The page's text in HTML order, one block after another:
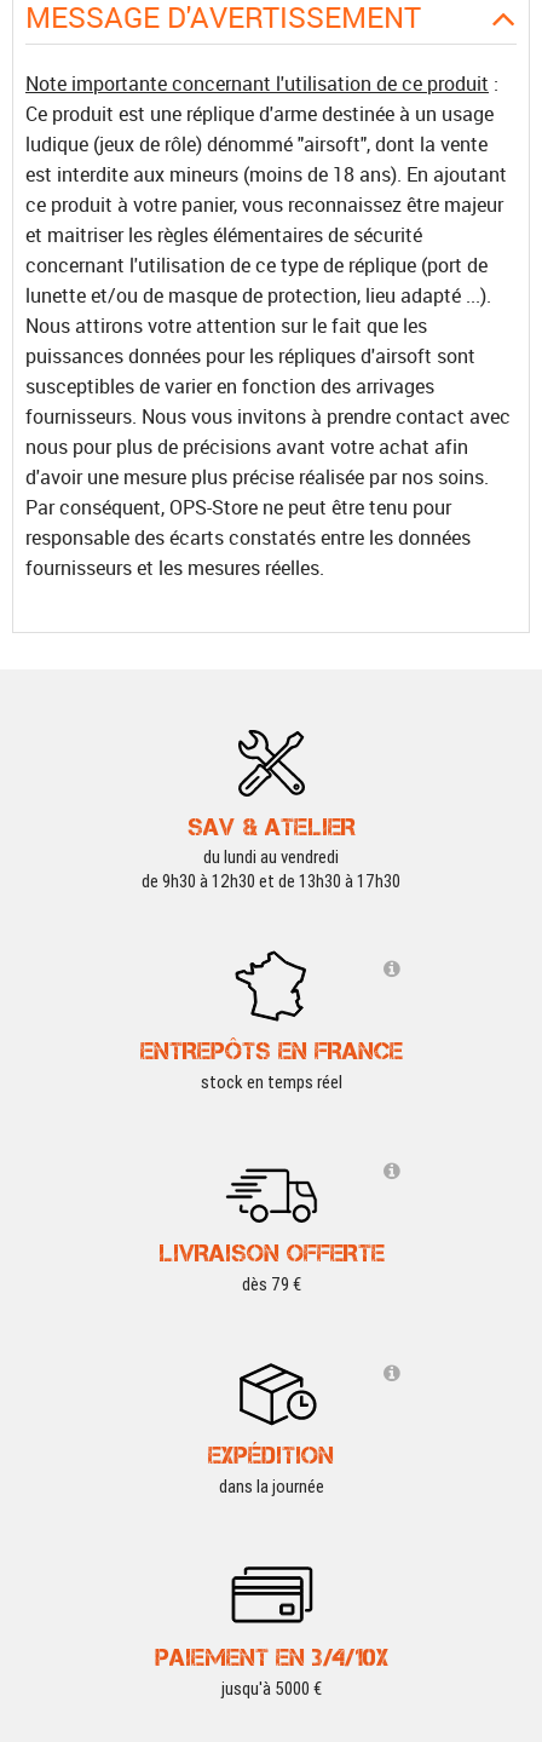
MESSAGE D'AVERTISSEMENT
Note importante concernant l'utilisation de ce produit :
Ce produit est une réplique d'arme destinée à un usage
ludique (jeux de rôle) dénommé "airsoft", dont la vente
est interdite aux mineurs (moins de 18 ans). En ajoutant
ce produit à votre panier, vous reconnaissez être majeur
et maitriser les règles élémentaires de sécurité
concernant l'utilisation de ce type de réplique (port de
lunette et/ou de masque de protection, lieu adapté ...).
Nous attirons votre attention sur le fait que les
puissances données pour les répliques d'airsoft sont
susceptibles de varier en fonction des arrivages
fournisseurs. Nous vous invitons à prendre contact avec
nous pour plus de précisions avant votre achat afin
d'avoir une mesure plus précise réalisée par nos soins.
Par conséquent, OPS-Store ne peut être tenu pour
responsable des écarts constatés entre les données
fournisseurs et les mesures réelles.
SAV & ATELIER
du lundi au vendredi
de 9h30 à 12h30 et de 13h30 à 17h30
ENTREPÔTS EN FRANCE
stock en temps réel
LIVRAISON OFFERTE
dès 79 €
EXPÉDITION
dans la journée
PAIEMENT EN 3/4/10X
jusqu'à 5000 €